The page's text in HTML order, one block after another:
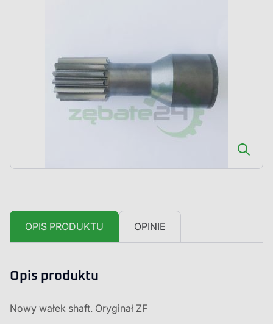
OPIS PRODUKTU OPINIE
Opis produktu
Nowy wałek shaft. Oryginał ZF